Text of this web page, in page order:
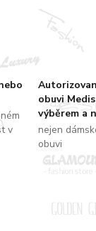
v
obuvi
výběrem a
nejen
obuvi